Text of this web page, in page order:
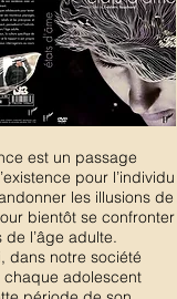
est un passage
pour l’individu
les illusions de
bientôt se confronter
de l’âge adulte.
dans notre société
adolescent